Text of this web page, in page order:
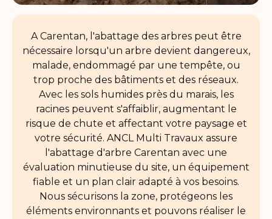
A Carentan, l'abattage des arbres peut être
nécessaire lorsqu'un arbre devient dangereux,
malade, endommagé par une tempête, ou
trop proche des bâtiments et des réseaux.
Avec les sols humides près du marais, les
racines peuvent s'affaiblir, augmentant le
risque de chute et affectant votre paysage et
votre sécurité. ANCL Multi Travaux assure
l'abattage d'arbre Carentan avec une
évaluation minutieuse du site, un équipement
fiable et un plan clair adapté à vos besoins.
Nous sécurisons la zone, protégeons les
éléments environnants et pouvons réaliser le